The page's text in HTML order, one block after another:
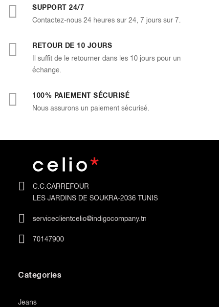
SUPPORT 24/7
Contactez-nous 24 heures sur 24, 7 jours sur 7.
RETOUR DE 10 JOURS
Il suffit de le retourner dans les 10 jours pour un
échange.
100% PAIEMENT SÉCURISÉ
Nous assurons un paiement sécurisé.
C.C.CARREFOUR
LES JARDINS DE SOUKRA-2036 TUNIS
serviceclientcelio@indigocompany.tn
70147900
Categories
Jeans